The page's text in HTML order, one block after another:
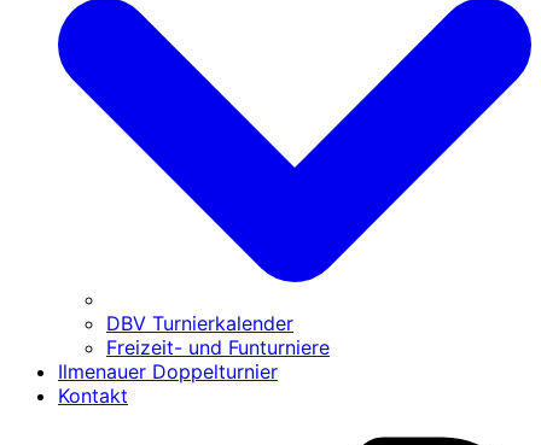
DBV Turnierkalender
Freizeit- und Funturniere
Ilmenauer Doppelturnier
Kontakt